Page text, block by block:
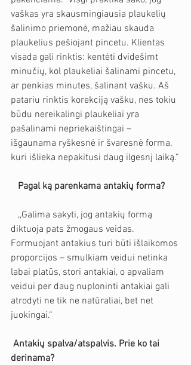
vaškas yra skausmingiausia plaukelių
šalinimo priemonė, mažiau skauda
plaukelius pešiojant pincetu. Klientas
visada gali rinktis: kentėti dvidešimt
minučių, kol plaukeliai šalinami pincetu,
ar penkias minutes, šalinant vašku. Aš
patariu rinktis korekciją vašku, nes tokiu
būdu nereikalingi plaukeliai yra
pašalinami nepriekaištingai –
išgaunama ryškesnė ir švaresnė forma,
kuri išlieka nepakitusi daug ilgesnį laiką.“
   Pagal ką parenkama antakių forma?
diktuoja pats žmogaus veidas.
Formuojant antakius turi būti išlaikomos
proporcijos – smulkiam veidui netinka
labai platūs, stori antakiai, o apvaliam
veidui per daug nuploninti antakiai gali
atrodyti ne tik ne natūraliai, bet net
juokingai.“
Antakių spalva/atspalvis. Prie ko tai
derinama?